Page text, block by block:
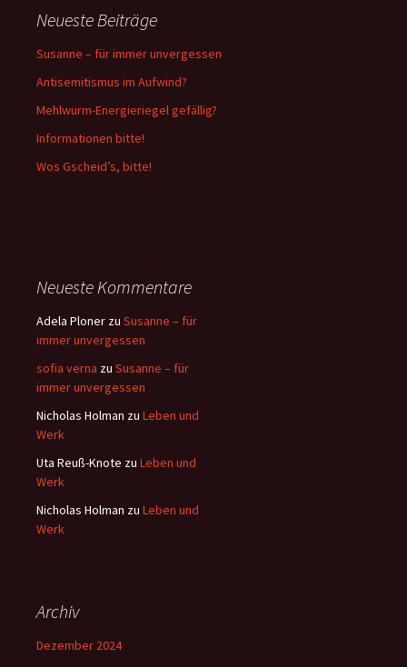
Neueste Beiträge
Susanne – für immer unvergessen
Antisemitismus im Aufwind?
Mehlwurm-Energieriegel gefällig?
Informationen bitte!
Wos Gscheid’s, bitte!
Neueste Kommentare
Adela Ploner zu Susanne – für
immer unvergessen
sofia verna zu Susanne – für
immer unvergessen
Nicholas Holman zu Leben und
Werk
Uta Reuß-Knote zu Leben und
Werk
Nicholas Holman zu Leben und
Werk
Archiv
Dezember 2024